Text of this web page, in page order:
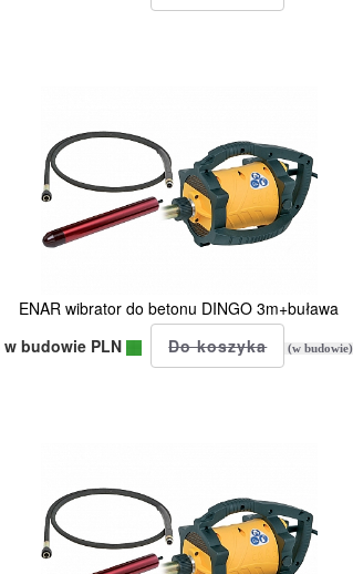
ENAR wibrator do betonu DINGO 3m+buława
w budowie PLN
(w budowie)